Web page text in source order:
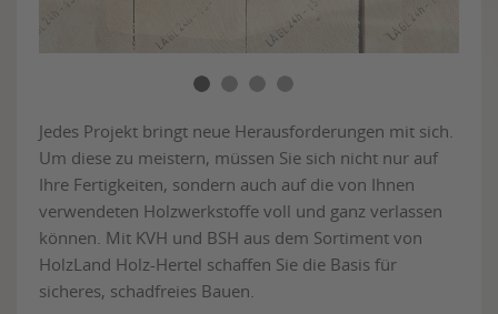
Jedes Projekt bringt neue Herausforderungen mit sich.
Um diese zu meistern, müssen Sie sich nicht nur auf
Ihre Fertigkeiten, sondern auch auf die von Ihnen
verwendeten Holzwerkstoffe voll und ganz verlassen
können. Mit KVH und BSH aus dem Sortiment von
HolzLand Holz-Hertel schaffen Sie die Basis für
sicheres, schadfreies Bauen.